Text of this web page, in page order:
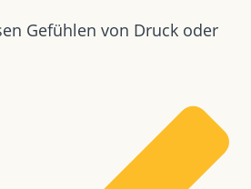
Gefühlen von Druck oder